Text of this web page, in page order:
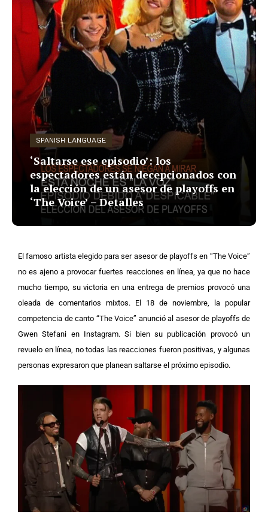
SPANISH LANGUAGE
‘Saltarse ese episodio’: los
espectadores están decepcionados con
la elección de un asesor de playoffs en
‘The Voice’ – Detalles
El famoso artista elegido para ser asesor de playoffs en “The Voice”
no es ajeno a provocar fuertes reacciones en línea, ya que no hace
mucho tiempo, su victoria en una entrega de premios provocó una
oleada de comentarios mixtos. El 18 de noviembre, la popular
competencia de canto “The Voice” anunció al asesor de playoffs de
Gwen Stefani en Instagram. Si bien su publicación provocó un
revuelo en línea, no todas las reacciones fueron positivas, y algunas
personas expresaron que planean saltarse el próximo episodio.